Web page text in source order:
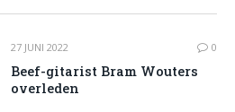
27 JUNI 2022 0
Beef-gitarist Bram Wouters
overleden